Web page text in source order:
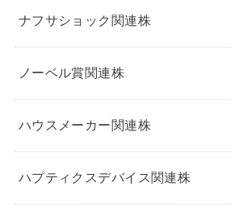
ナフサショック関連株
ノーベル賞関連株
ハウスメーカー関連株
ハプティクスデバイス関連株